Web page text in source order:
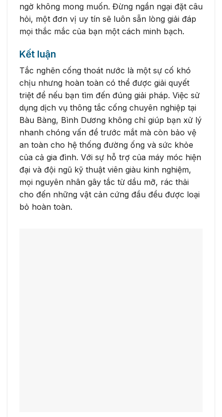
ngờ không mong muốn. Đừng ngần ngại đặt câu
hỏi, một đơn vị uy tín sẽ luôn sẵn lòng giải đáp
mọi thắc mắc của bạn một cách minh bạch.
Kết luận
Tắc nghẽn cống thoát nước là một sự cố khó
chịu nhưng hoàn toàn có thể được giải quyết
triệt để nếu bạn tìm đến đúng giải pháp. Việc sử
dụng dịch vụ thông tắc cống chuyên nghiệp tại
Bàu Bàng, Bình Dương không chỉ giúp bạn xử lý
nhanh chóng vấn đề trước mắt mà còn bảo vệ
an toàn cho hệ thống đường ống và sức khỏe
của cả gia đình. Với sự hỗ trợ của máy móc hiện
đại và đội ngũ kỹ thuật viên giàu kinh nghiệm,
mọi nguyên nhân gây tắc từ dầu mỡ, rác thải
cho đến những vật cản cứng đầu đều được loại
bỏ hoàn toàn.